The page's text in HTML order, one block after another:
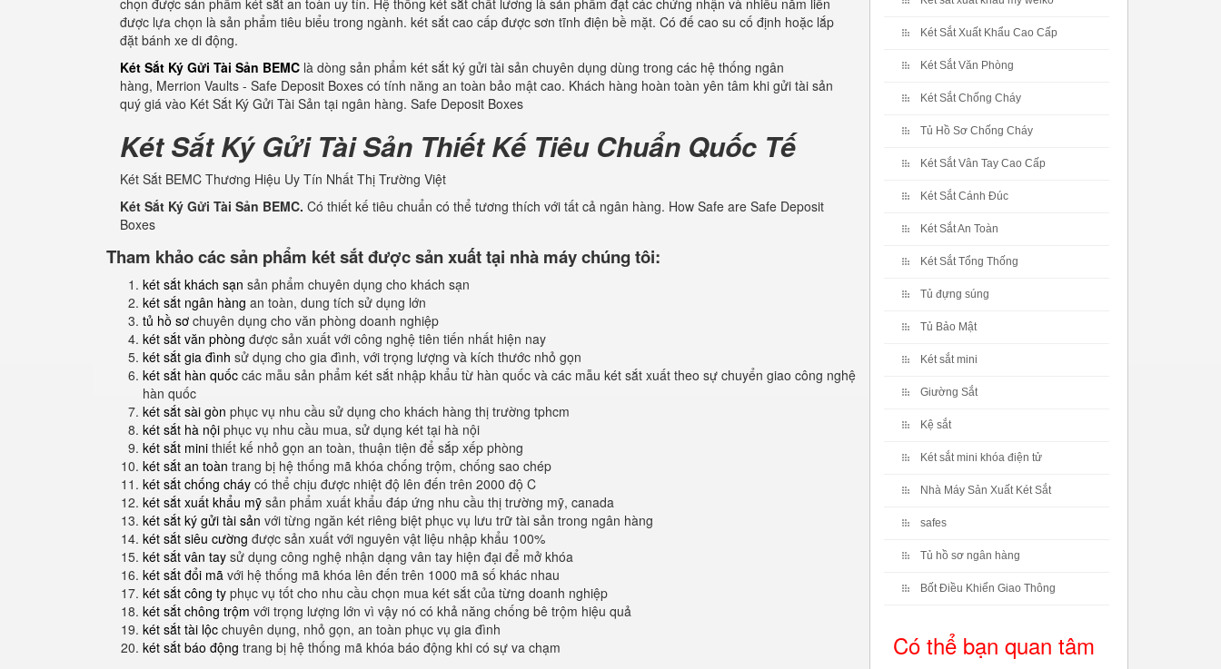
chọn được sản phẩm két sắt an toàn uy tín. Hệ thống két sắt chất lương là sản phẩm đạt các chứng nhận và nhiều năm liền
được lựa chọn là sản phẩm tiêu biểu trong ngành. két sắt cao cấp được sơn tĩnh điện bề mặt. Có đế cao su cố định hoặc lắp
đặt bánh xe di động.
Két Sắt Ký Gửi Tài Sản BEMC là dòng sản phẩm két sắt ký gửi tài sản chuyên dụng dùng trong các hệ thống ngân
hàng, Merrion Vaults - Safe Deposit Boxes có tính năng an toàn bảo mật cao. Khách hàng hoàn toàn yên tâm khi gửi tài sản
quý giá vào Két Sắt Ký Gửi Tài Sản tại ngân hàng. Safe Deposit Boxes
Két Sắt Ký Gửi Tài Sản Thiết Kế Tiêu Chuẩn Quốc Tế
Két Sắt BEMC Thương Hiệu Uy Tín Nhất Thị Trường Việt
Két Sắt Ký Gửi Tài Sản BEMC. Có thiết kế tiêu chuẩn có thể tương thích với tất cả ngân hàng. How Safe are Safe Deposit
Boxes
Tham khảo các sản phẩm két sắt được sản xuất tại nhà máy chúng tôi:
két sắt khách sạn sản phẩm chuyên dụng cho khách sạn
két sắt ngân hàng an toàn, dung tích sử dụng lớn
tủ hồ sơ chuyên dụng cho văn phòng doanh nghiệp
két sắt văn phòng được sản xuất với công nghệ tiên tiến nhất hiện nay
két sắt gia đình sử dụng cho gia đình, với trọng lượng và kích thước nhỏ gọn
két sắt hàn quốc các mẫu sản phẩm két sắt nhập khẩu từ hàn quốc và các mẫu két sắt xuất theo sự chuyển giao công nghệ
hàn quốc
két sắt sài gòn phục vụ nhu cầu sử dụng cho khách hàng thị trường tphcm
két sắt hà nội phục vụ nhu cầu mua, sử dụng két tại hà nội
két sắt mini thiết kế nhỏ gọn an toàn, thuận tiện để sắp xếp phòng
két sắt an toàn trang bị hệ thống mã khóa chống trộm, chống sao chép
két sắt chống cháy có thể chịu được nhiệt độ lên đến trên 2000 độ C
két sắt xuất khẩu mỹ sản phẩm xuất khẩu đáp ứng nhu cầu thị trường mỹ, canada
két sắt ký gửi tài sản với từng ngăn két riêng biệt phục vụ lưu trữ tài sản trong ngân hàng
két sắt siêu cường được sản xuất với nguyên vật liệu nhập khẩu 100%
két sắt vân tay sử dụng công nghệ nhận dạng vân tay hiện đại để mở khóa
két sắt đổi mã với hệ thống mã khóa lên đến trên 1000 mã số khác nhau
két sắt công ty phục vụ tốt cho nhu cầu chọn mua két sắt của từng doanh nghiệp
két sắt chông trộm với trọng lượng lớn vì vậy nó có khả năng chống bê trộm hiệu quả
két sắt tài lộc chuyên dụng, nhỏ gọn, an toàn phục vụ gia đình
két sắt báo động trang bị hệ thống mã khóa báo động khi có sự va chạm
Két Sắt Xuất Khẩu Cao Cấp
Két Sắt Văn Phòng
Két Sắt Chống Cháy
Tủ Hồ Sơ Chống Cháy
Két Sắt Vân Tay Cao Cấp
Két Sắt Cánh Đúc
Két Sắt An Toàn
Két Sắt Tổng Thống
Tủ đựng súng
Tủ Bảo Mật
Két sắt mini
Giường Sắt
Kệ sắt
Két sắt mini khóa điện tử
Nhà Máy Sản Xuất Két Sắt
safes
Tủ hồ sơ ngân hàng
Bốt Điều Khiển Giao Thông
Có thể bạn quan tâm